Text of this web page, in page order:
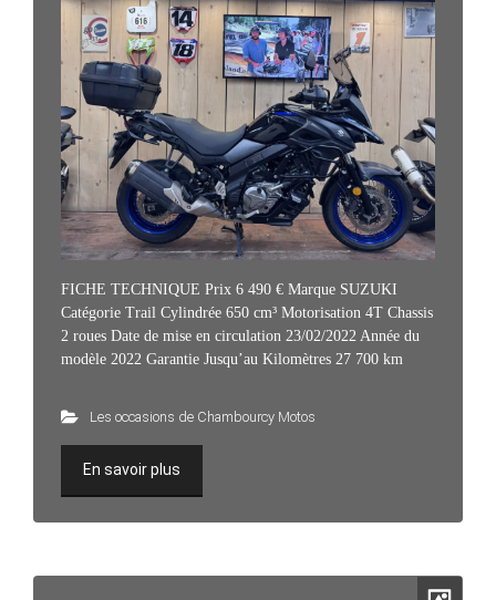
FICHE TECHNIQUE Prix 6 490 € Marque SUZUKI
Catégorie Trail Cylindrée 650 cm³ Motorisation 4T Chassis
2 roues Date de mise en circulation 23/02/2022 Année du
modèle 2022 Garantie Jusqu’au Kilomètres 27 700 km
Les occasions de Chambourcy Motos
En savoir plus